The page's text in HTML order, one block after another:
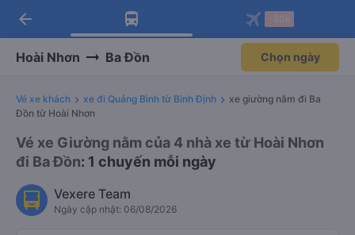
Tải app Vexere ngay!
Nhận ưu đãi thành viên độc
Mở app
Tải app Vexere
-30k/ghế khi đặt vé máy bay qua
Mở app
arrow_back
Hoài Nhơn Ba Đồn Chọn ngày
Vé xe khách xe đi Quảng Bình từ Bình Định
xe giường nằm đi Ba
Đồn từ Hoài Nhơn
Vé xe Giường nằm của 4 nhà xe từ Hoài Nhơn
đi Ba Đồn: 1 chuyến mỗi ngày
Vexere Team
Ngày cập nhật: 06/08/2026